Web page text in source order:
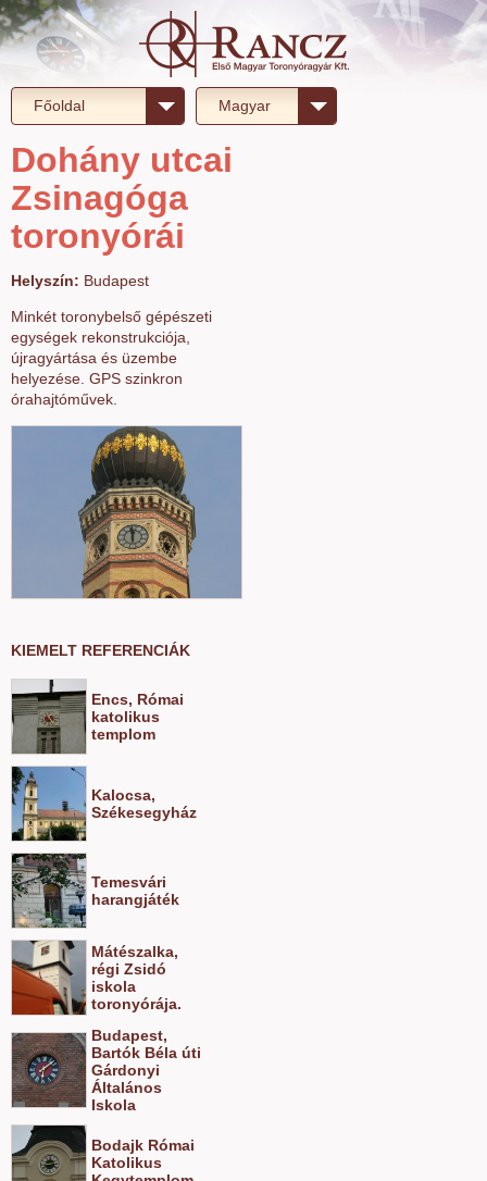
Főoldal Magyar
Dohány utcai
Zsinagóga
toronyórái
Helyszín: Budapest
Minkét toronybelső gépészeti
egységek rekonstrukciója,
újragyártása és üzembe
helyezése. GPS szinkron
órahajtóművek.
KIEMELT REFERENCIÁK
Encs, Római
katolikus
templom
Kalocsa,
Székesegyház
Temesvári
harangjáték
Mátészalka,
régi Zsidó
iskola
toronyórája.
Budapest,
Bartók Béla úti
Gárdonyi
Általános
Iskola
Bodajk Római
Katolikus